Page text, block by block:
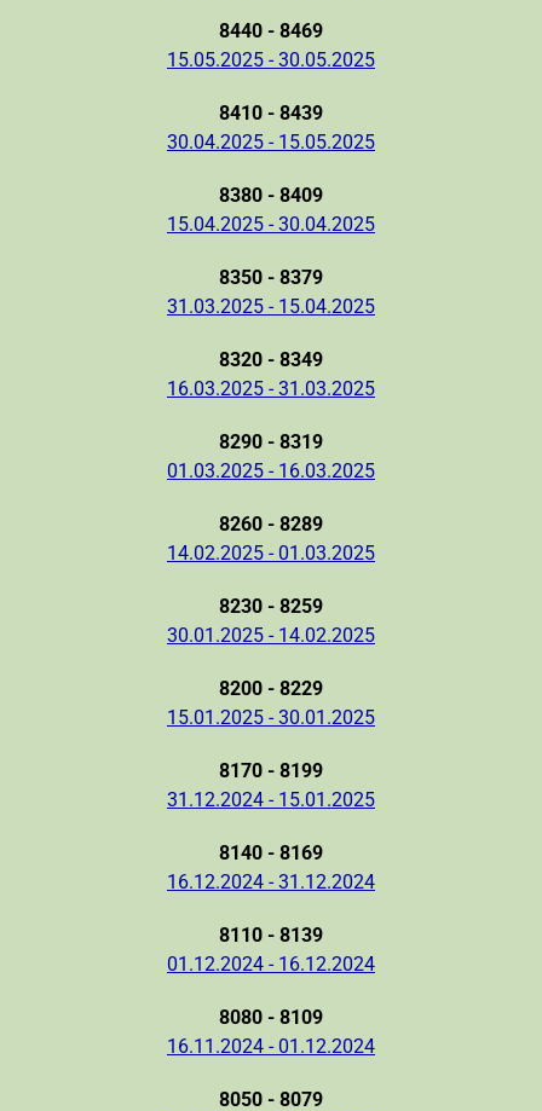
8440 - 8469
15.05.2025 - 30.05.2025
8410 - 8439
30.04.2025 - 15.05.2025
8380 - 8409
15.04.2025 - 30.04.2025
8350 - 8379
31.03.2025 - 15.04.2025
8320 - 8349
16.03.2025 - 31.03.2025
8290 - 8319
01.03.2025 - 16.03.2025
8260 - 8289
14.02.2025 - 01.03.2025
8230 - 8259
30.01.2025 - 14.02.2025
8200 - 8229
15.01.2025 - 30.01.2025
8170 - 8199
31.12.2024 - 15.01.2025
8140 - 8169
16.12.2024 - 31.12.2024
8110 - 8139
01.12.2024 - 16.12.2024
8080 - 8109
16.11.2024 - 01.12.2024
8050 - 8079